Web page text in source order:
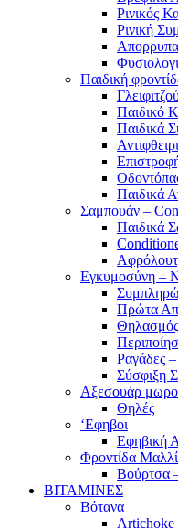
Ρινικός
Ρινική
Παιδική
Παιδικό
Παιδικά
Παιδικά
Σαμπουάν –
Παιδικά
Εγκυμοσύνη –
Πρώτα
Θηλασμός
Ραγάδες
Σύσφιξη
Αξεσουάρ
Θηλές
‘Εφηβοι
Εφηβική
Φροντίδα
Βούρτσα
ΒΙΤΑΜΙΝΕΣ
Βότανα
Artichoke